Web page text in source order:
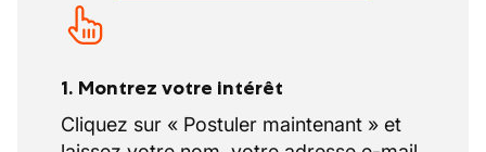
1. Montrez votre intérêt
Cliquez sur « Postuler maintenant » et